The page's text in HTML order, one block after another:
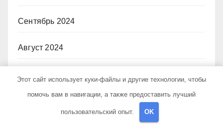
Сентябрь 2024
Август 2024
Этот сайт использует куки-файлы и другие технологии, чтобы
помочь вам в навигации, а также предоставить лучший
пользовательский опыт. OK